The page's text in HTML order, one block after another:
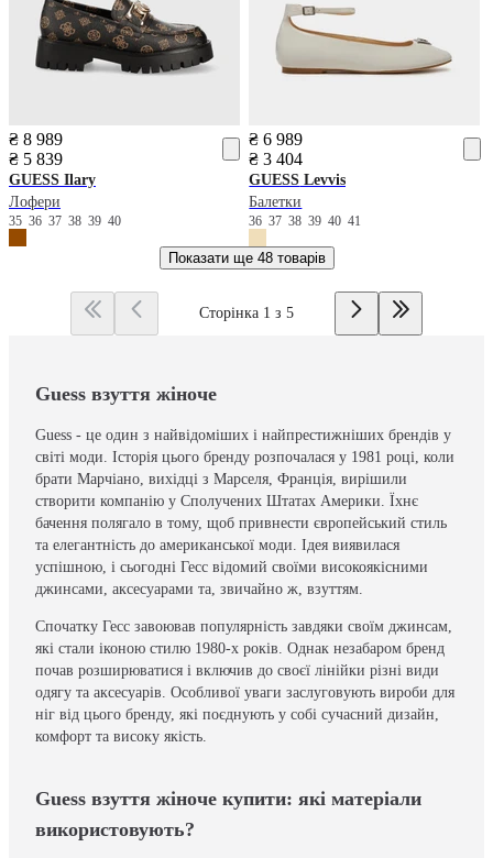
₴ 8 989
₴ 5 839
GUESS Ilary
Лофери
35 36 37 38 39 40
₴ 6 989
₴ 3 404
GUESS Levvis
Балетки
363738394041
Показати ще 48 товарів
Сторінка 1 з 5
Guess взуття жіноче
Guess - це один з найвідоміших і найпрестижніших брендів у
світі моди. Історія цього бренду розпочалася у 1981 році, коли
брати Марчіано, вихідці з Марселя, Франція, вирішили
створити компанію у Сполучених Штатах Америки. Їхнє
бачення полягало в тому, щоб привнести європейський стиль
та елегантність до американської моди. Ідея виявилася
успішною, і сьогодні Гесс відомий своїми високоякісними
джинсами, аксесуарами та, звичайно ж, взуттям.
Спочатку Гесс завоював популярність завдяки своїм джинсам,
які стали іконою стилю 1980-х років. Однак незабаром бренд
почав розширюватися і включив до своєї лінійки різні види
одягу та аксесуарів. Особливої ​​уваги заслуговують вироби для
ніг від цього бренду, які поєднують у собі сучасний дизайн,
комфорт та високу якість.
Guess взуття жіноче купити: які матеріали
використовують?